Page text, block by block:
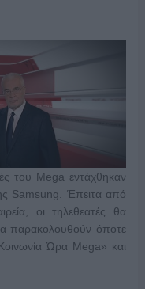
του Mega εντάχθηκαν
Samsung. Έπειτα από
οι τηλεθεατές θα
παρακολουθούν όποτε
Ώρα Mega» και